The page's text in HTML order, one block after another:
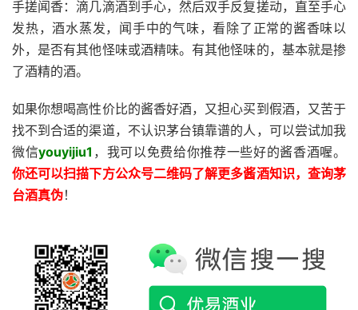
手搓闻香：滴几滴酒到手心，然后双手反复搓动，直至手心
发热，酒水蒸发，闻手中的气味，看除了正常的酱香味以
外，是否有其他怪味或酒精味。有其他怪味的，基本就是掺
了酒精的酒。
如果你想喝高性价比的酱香好酒，又担心买到假酒，又苦于
找不到合适的渠道，不认识茅台镇靠谱的人，可以尝试加我
微信youyijiu1 ，我可以免费给你推荐一些好的酱香酒喔。
你还可以扫描下方公众号二维码了解更多酱酒知识，查询茅
台酒真伪！